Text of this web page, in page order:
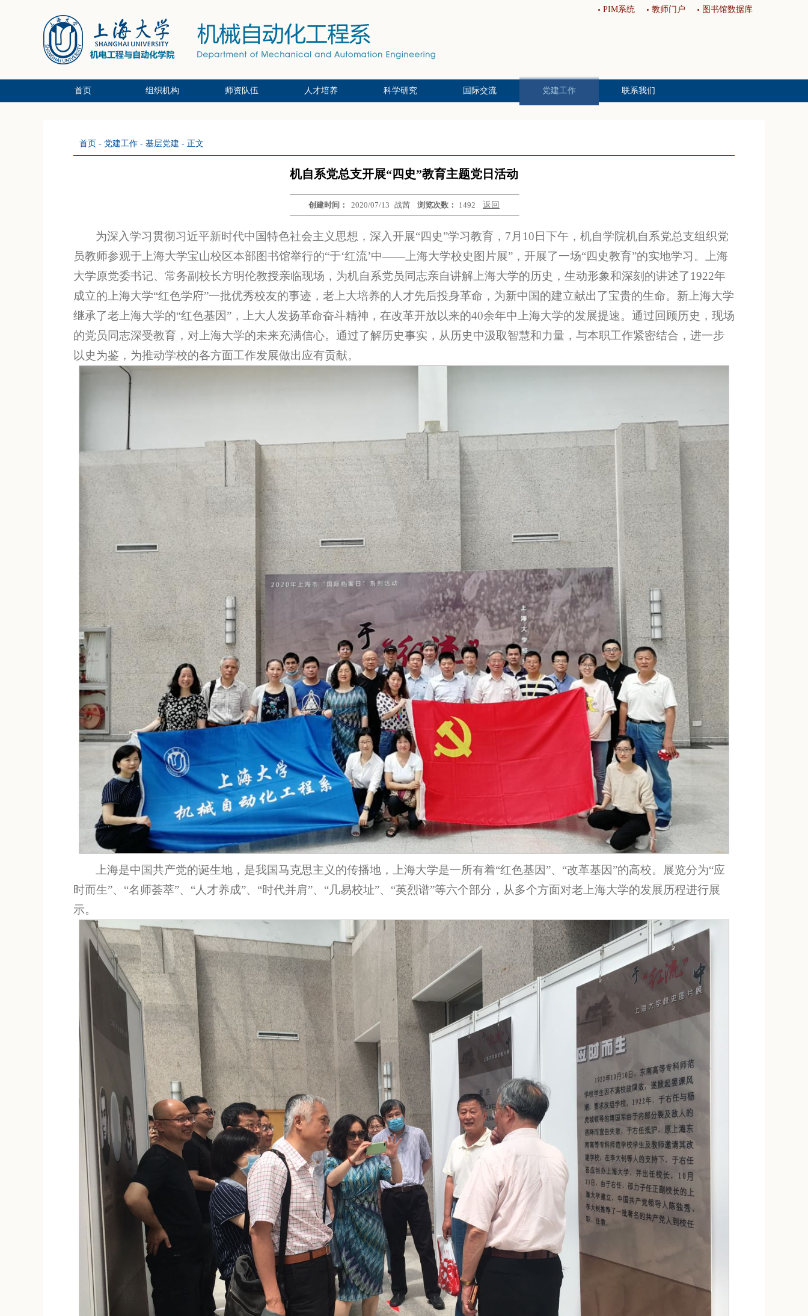
PIM系统 教师门户 图书馆数据库
首页 组织机构 师资队伍 人才培养 科学研究 国际交流 党建工作 联系我们
首页 - 党建工作 - 基层党建 - 正文
机自系党总支开展“四史”教育主题党日活动
创建时间： 2020/07/13 战茜 浏览次数： 1492 返回
为深入学习贯彻习近平新时代中国特色社会主义思想，深入开展“四史”学习教育，7月10日下午，机自学院机自系党总支组织党
员教师参观于上海大学宝山校区本部图书馆举行的“于‘红流’中——上海大学校史图片展”，开展了一场“四史教育”的实地学习。上海
大学原党委书记、常务副校长方明伦教授亲临现场，为机自系党员同志亲自讲解上海大学的历史，生动形象和深刻的讲述了1922年
成立的上海大学“红色学府”一批优秀校友的事迹，老上大培养的人才先后投身革命，为新中国的建立献出了宝贵的生命。新上海大学
继承了老上海大学的“红色基因”，上大人发扬革命奋斗精神，在改革开放以来的40余年中上海大学的发展提速。通过回顾历史，现场
的党员同志深受教育，对上海大学的未来充满信心。通过了解历史事实，从历史中汲取智慧和力量，与本职工作紧密结合，进一步
以史为鉴，为推动学校的各方面工作发展做出应有贡献。
上海是中国共产党的诞生地，是我国马克思主义的传播地，上海大学是一所有着“红色基因”、“改革基因”的高校。展览分为“应
时而生”、“名师荟萃”、“人才养成”、“时代并肩”、“几易校址”、“英烈谱”等六个部分，从多个方面对老上海大学的发展历程进行展
示。